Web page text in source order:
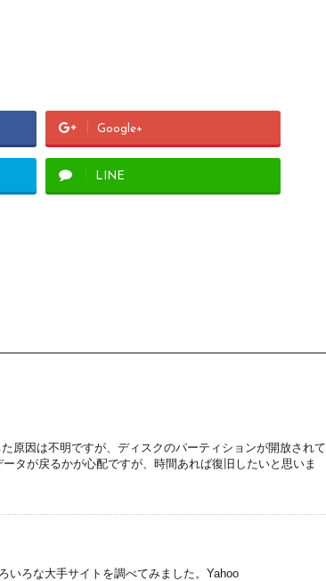
Google+
LINE
原因は不明ですが、ディスクのパーティションが開放されて
タが戻るかが心配ですが、時間あれば復旧したいと思いま
いろな大手サイトを調べてみました。Yahoo